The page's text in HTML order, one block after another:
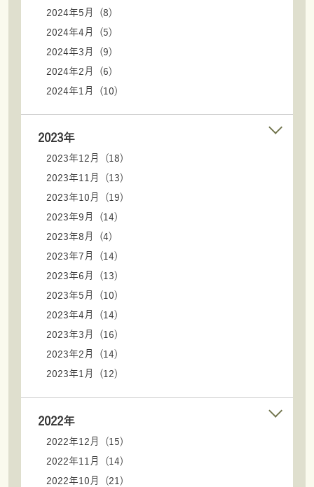
2024年5月 (8)
2024年4月 (5)
2024年3月 (9)
2024年2月 (6)
2024年1月 (10)
2023年
2023年12月 (18)
2023年11月 (13)
2023年10月 (19)
2023年9月 (14)
2023年8月 (4)
2023年7月 (14)
2023年6月 (13)
2023年5月 (10)
2023年4月 (14)
2023年3月 (16)
2023年2月 (14)
2023年1月 (12)
2022年
2022年12月 (15)
2022年11月 (14)
2022年10月 (21)